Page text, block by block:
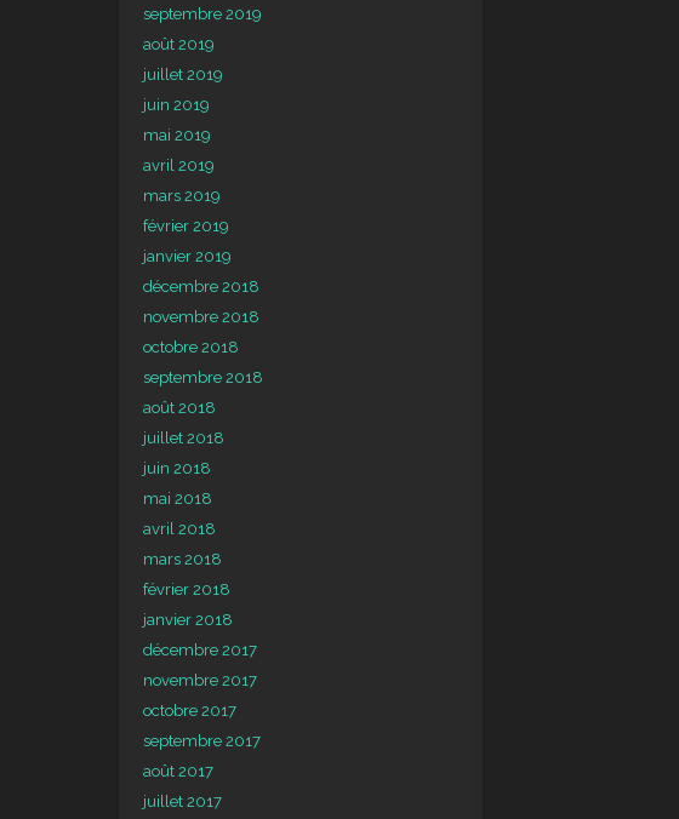
septembre 2019
août 2019
juillet 2019
juin 2019
mai 2019
avril 2019
mars 2019
février 2019
janvier 2019
décembre 2018
novembre 2018
octobre 2018
septembre 2018
août 2018
juillet 2018
juin 2018
mai 2018
avril 2018
mars 2018
février 2018
janvier 2018
décembre 2017
novembre 2017
octobre 2017
septembre 2017
août 2017
juillet 2017